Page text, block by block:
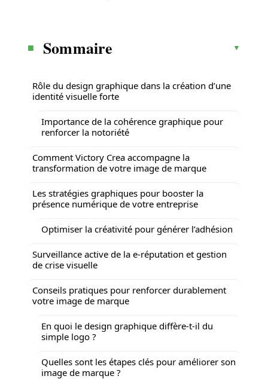
Sommaire
Rôle du design graphique dans la création d’une
identité visuelle forte
Importance de la cohérence graphique pour
renforcer la notoriété
Comment Victory Crea accompagne la
transformation de votre image de marque
Les stratégies graphiques pour booster la
présence numérique de votre entreprise
Optimiser la créativité pour générer l’adhésion
Surveillance active de la e-réputation et gestion
de crise visuelle
Conseils pratiques pour renforcer durablement
votre image de marque
En quoi le design graphique diffère-t-il du
simple logo ?
Quelles sont les étapes clés pour améliorer son
image de marque ?